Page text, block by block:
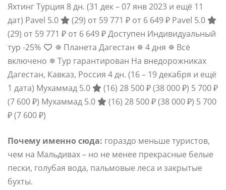
Яхтинг Турция 8 дн. (31 дек – 07 янв 2023 и ещё 11
дат) Pavel 5.0 (29) от 59 771 ₽ от 6 649 ₽ Pavel 5.0
(29) от 59 771 ₽ от 6 649 ₽Доступен Индивидуальный
тур -25%
✵ Планета Дагестан ✵ 4 дня ✵ Всё
включено ✵ Тур гарантирован На внедорожниках
Дагестан, Кавказ, Россия 4 дн. (16 – 19 декабря и ещё
1 дата) Мухаммад 5.0 (16) 28 500 ₽(38 000 ₽) 5 700 ₽
(7 600 ₽) Мухаммад 5.0 (16) 28 500 ₽(38 000 ₽) 5 700
₽(7 600 ₽)
Почему именно сюда: гораздо меньше туристов,
чем на Мальдивах – но не менее прекрасные белые
пески, голубая вода, пальмовые леса и закрытые
бухты.